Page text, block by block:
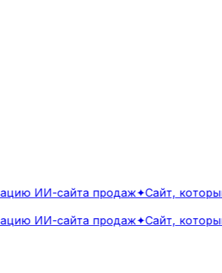
ИИ-сайта продаж✦Сайт, которым
ИИ-сайта продаж✦Сайт, которым